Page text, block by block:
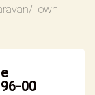
Town
00